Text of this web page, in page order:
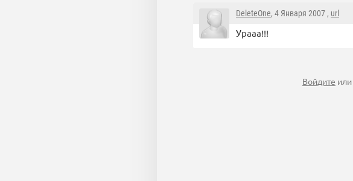
DeleteOne, 4 Января 2007 , url
Урааа!!!
Войдите или